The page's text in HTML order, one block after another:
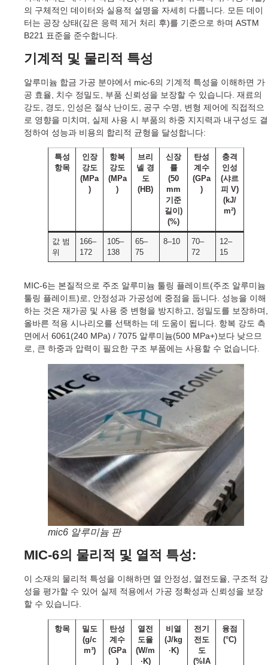
의 구체적인 데이터와 실용적 설명을 자세히 다룹니다. 모든 데이
터는 공장 상태(깊은 응력 제거 처리 후)를 기준으로 하며 ASTM
B221 표준을 준수합니다.
기계적 및 물리적 특성
알루미늄 합금 가공 분야에서 mic-6의 기계적 특성을 이해하면 가
공 효율, 치수 정밀도, 부품 신뢰성을 보장할 수 있습니다. 재료의
강도, 경도, 인성은 절삭 난이도, 공구 수명, 변형 제어에 직접적으
로 영향을 미치며, 실제 사용 시 부품의 하중 지지력과 내구성도 결
정하여 성능과 비용의 합리적 균형을 달성합니다:
특성
항목
인장
강도
(MPa
)
항복
강도
(MPa
)
브리
넬 경
도
(HB)
신장
률
(50
mm
기준
길이)
(%)
탄성
계수
(GPa
)
충격
인성
(샤르
피 V)
(kJ/
m²)
값 범
위
166–
172
105–
138
65–
75
8–10
70–
72
12–
15
MIC-6는 본질적으로 주조 알루미늄 툴링 플레이트(주조 알루미늄
툴링 플레이트)로, 안정성과 가공성에 중점을 둡니다. 성능을 이해
하는 것은 재가공 및 사용 중 변형을 방지하고, 정밀도를 보장하며,
올바른 적용 시나리오를 선택하는 데 도움이 됩니다. 항복 강도 측
면에서 6061(240 MPa) / 7075 알루미늄(500 MPa+)보다 낮으므
로, 큰 하중과 압력이 필요한 구조 부품에는 사용할 수 없습니다.
mic6 알루미늄 판
MIC-6의 물리적 및 열적 특성:
이 소재의 물리적 특성을 이해하면 열 안정성, 열전도율, 구조적 강
성을 평가할 수 있어 실제 적용에서 가공 정확성과 신뢰성을 보장
할 수 있습니다.
항목
밀도
(g/c
m³)
탄성
계수
(GPa
)
열전
도율
(W/m
·K)
비열
(J/kg
·K)
전기
전도
도
(%IA
융점
(°C)